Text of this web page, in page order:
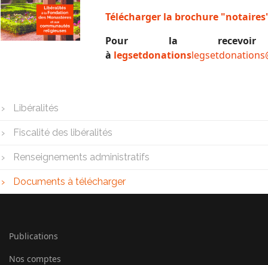
Télécharger la brochure
Pour la recevoir
à legsetdonations
Libéralités
Fiscalité des libéralités
Renseignements administratifs
Documents à télécharger
Publications
Nos comptes